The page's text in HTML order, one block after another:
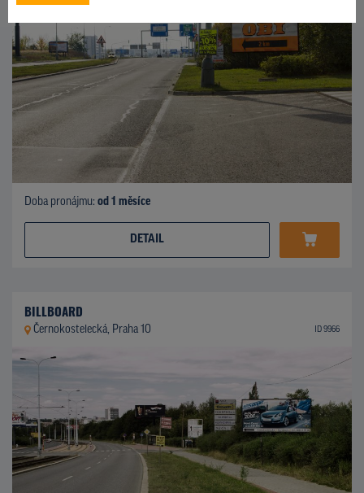
Doba pronájmu: od 1 měsíce
DETAIL
BILLBOARD
Černokostelecká, Praha 10 ID 9966